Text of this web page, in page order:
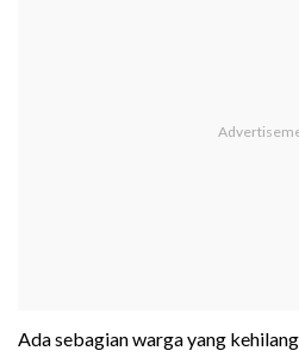
Ada sebagian warga yang